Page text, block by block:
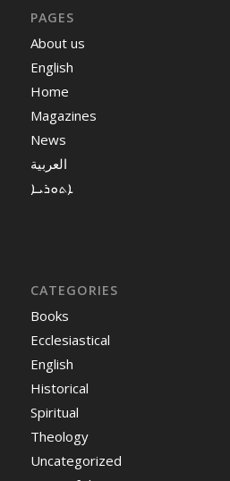
PAGES
About us
English
Home
Magazines
News
العربية
ܐܬܘܪܝܐ
CATEGORIES
Books
Ecclesiastical
English
Historical
Spiritual
Theology
Uncategorized